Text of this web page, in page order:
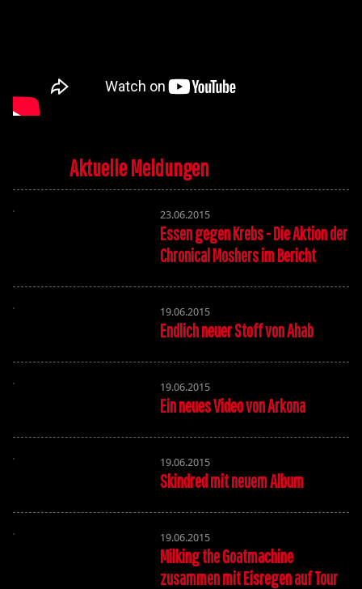
Aktuelle Meldungen
23.06.2015
Essen gegen Krebs - Die Aktion der
Chronical Moshers im Bericht
19.06.2015
Endlich neuer Stoff von Ahab
19.06.2015
Ein neues Video von Arkona
19.06.2015
Skindred mit neuem Album
19.06.2015
Milking the Goatmachine
zusammen mit Eisregen auf Tour